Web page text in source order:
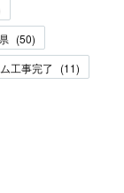
(50)
工事完了 (11)